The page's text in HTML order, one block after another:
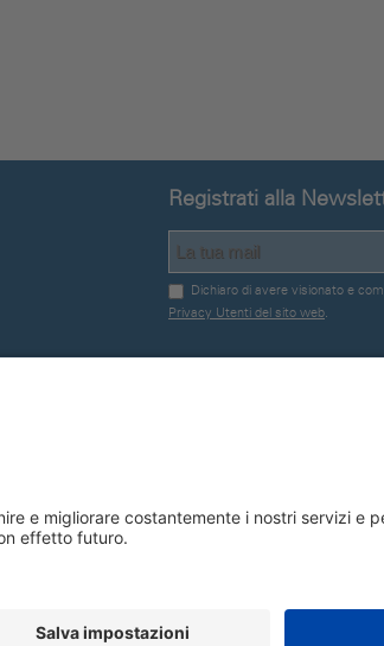
Registrati alla
Dichiaro di avere visionato e
Privacy Utenti del sito web.
Seguici su